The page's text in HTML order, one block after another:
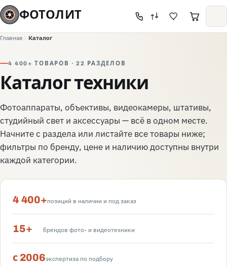
ФОТОЛИТ
Главная Каталог
4 400+ ТОВАРОВ · 22 РАЗДЕЛОВ
Каталог техники
Фотоаппараты, объективы, видеокамеры, штативы,
студийный свет и аксессуары — всё в одном месте.
Начните с раздела или листайте все товары ниже;
фильтры по бренду, цене и наличию доступны внутри
каждой категории.
4 400+позиций в наличии и под заказ
15+ брендов фото- и видеотехники
с 2006экспертиза по подбору